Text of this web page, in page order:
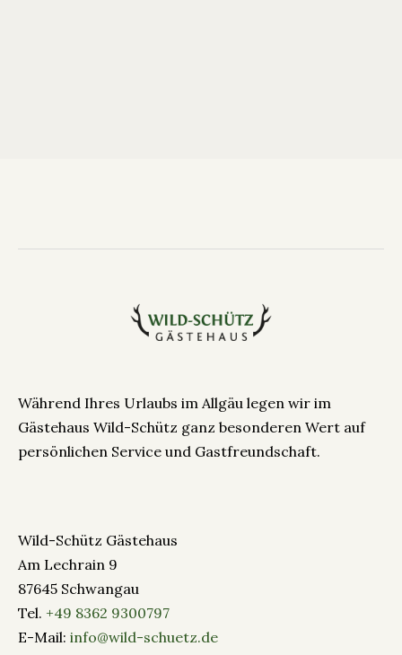
Während Ihres Urlaubs im Allgäu legen wir im
Gästehaus Wild-Schütz ganz besonderen Wert auf
persönlichen Service und Gastfreundschaft.
Wild-Schütz Gästehaus
Am Lechrain 9
87645 Schwangau
Tel. +49 8362 9300797
E-Mail: info@wild-schuetz.de